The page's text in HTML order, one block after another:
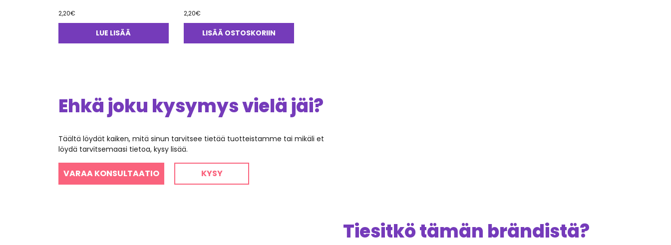
2,20€
LUE LISÄÄ
2,20€
LISÄÄ OSTOSKORIIN
Ehkä joku kysymys vielä jäi?
Täältä löydät kaiken, mitä sinun tarvitsee tietää tuotteistamme tai mikäli et
löydä tarvitsemaasi tietoa, kysy lisää.
VARAA KONSULTAATIO KYSY
Tiesitkö tämän brändistä?